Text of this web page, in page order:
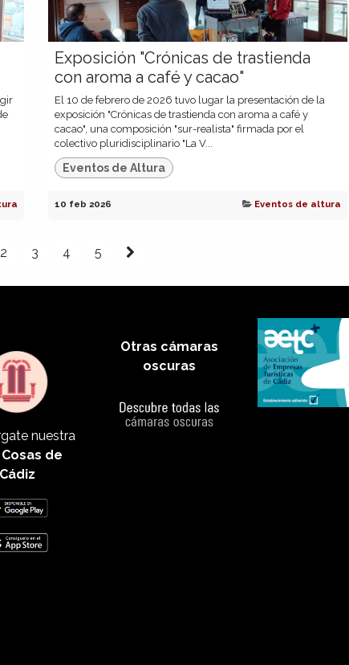
Exposición "Crónicas de trastienda
con aroma a café y cacao"
El 10 de febrero de 2026 tuvo lugar la presentación de la
exposición "Crónicas de trastienda con aroma a café y
cacao", una composición "sur-realista" firmada por el
colectivo pluridisciplinario "La V...
Eventos de Altura
10 feb 2026 Eventos de altura
2 3 4 5
nuestra
Cosas de
Cádiz
Otras cámaras
oscuras